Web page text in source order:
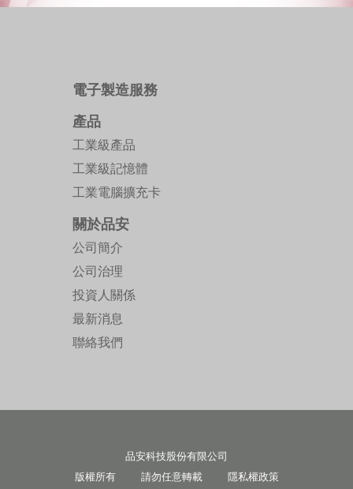
電子製造服務
產品
工業級產品
工業級記憶體
工業電腦擴充卡
關於品安
公司簡介
公司治理
投資人關係
最新消息
聯絡我們
品安科技股份有限公司
版權所有 請勿任意轉載 隱私權政策